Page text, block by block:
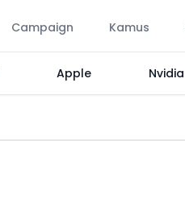
Campaign Kamus
Apple Nvidia